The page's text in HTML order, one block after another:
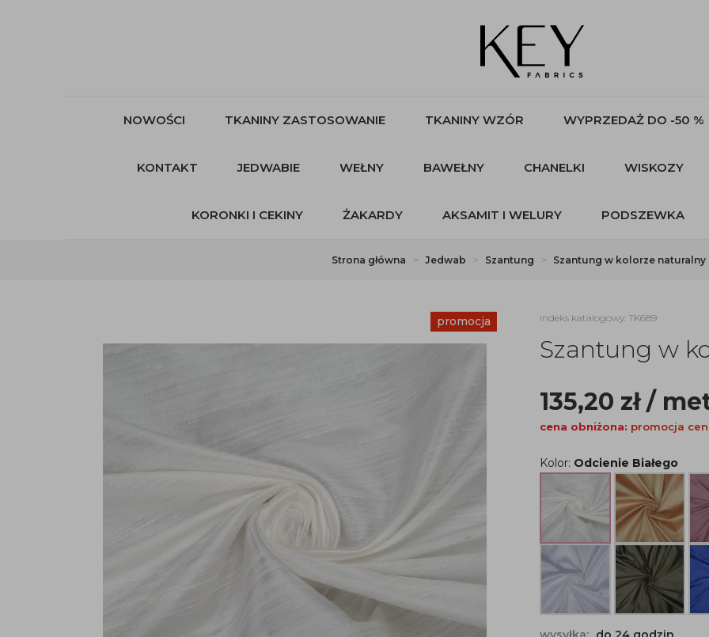
NOWOŚCI TKANINY ZASTOSOWANIE TKANINY WZÓR WYPRZEDAŻ DO -50 %
KONTAKT JEDWABIE WEŁNY BAWEŁNY CHANELKI WISKOZY
KORONKI I CEKINY ŻAKARDY AKSAMIT I WELURY PODSZEWKA
Strona główna Jedwab Szantung Szantung w kolorze naturalny
promocja indeks katalogowy: TK689
Szantung w
135,20 zł/
cena obniżona: promocja
Kolor: Odcienie Białego